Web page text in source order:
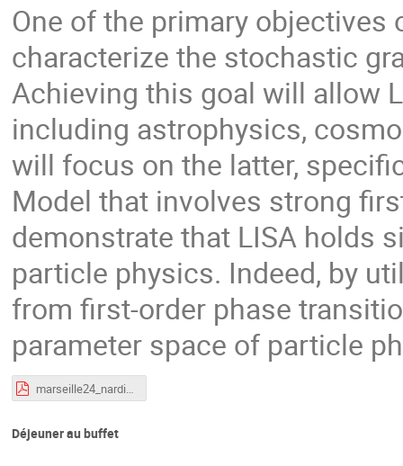
One of the primary
characterize the stochastic
Achieving this goal will allow
including astrophysics,
will focus on the latter,
Model that involves strong
demonstrate that LISA holds
particle physics. Indeed, by
from first-order phase
parameter space of particle
marseille24_nardini.pdf
Déjeuner au buffet